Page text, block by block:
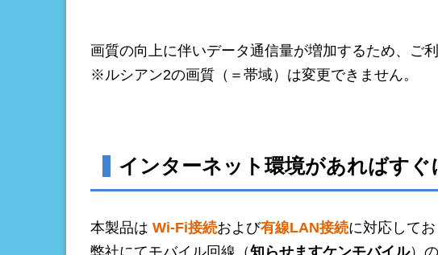
画質の向上に伴いデータ通信量が増加するため、ご
※ルシアン2の画質（＝帯域）は変更できません。
インターネット環境があればすぐ
本製品は Wi-Fi接続および有線LAN接続に対応してお
弊社にてモバイル回線（知らせますケンモバイル）